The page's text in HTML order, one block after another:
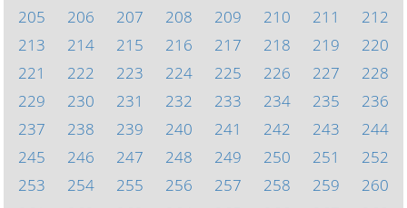
205
206 207 208 209 210 211
212
213
214 215 216 217 218 219
220
221
222 223 224 225 226 227
228
229
230 231 232 233 234 235
236
237
238 239 240 241 242 243
244
245
246 247 248 249 250 251
252
253
254 255 256 257 258 259
260